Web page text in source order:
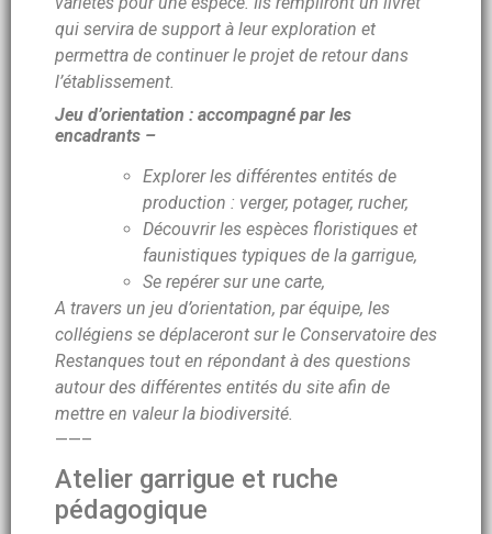
qui servira de support à leur exploration et
permettra de continuer le projet de retour dans
l’établissement.
Jeu d’orientation : accompagné par les
encadrants –
Explorer les différentes entités de
production : verger, potager, rucher,
Découvrir les espèces floristiques et
faunistiques typiques de la garrigue,
Se repérer sur une carte,
A travers un jeu d’orientation, par équipe, les
collégiens se déplaceront sur le Conservatoire des
Restanques tout en répondant à des questions
autour des différentes entités du site afin de
mettre en valeur la biodiversité.
——–
Atelier garrigue et ruche
pédagogique